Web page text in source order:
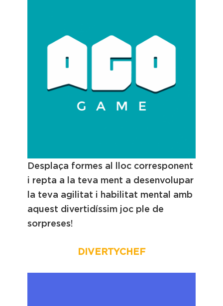
Desplaça formes al lloc corresponent
i repta a la teva ment a desenvolupar
la teva agilitat i habilitat mental amb
aquest divertidíssim joc ple de
sorpreses!
DIVERTYCHEF